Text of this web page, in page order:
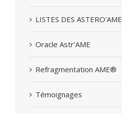
LISTES DES ASTERO'AME
Oracle Astr'AME
Refragmentation AME®
Témoignages